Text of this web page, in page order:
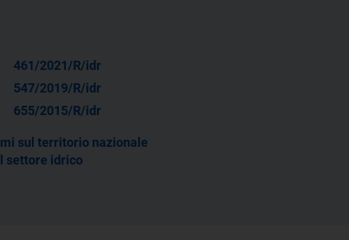
461/2021/R/idr
547/2019/R/idr
655/2015/R/idr
sul territorio nazionale
settore idrico